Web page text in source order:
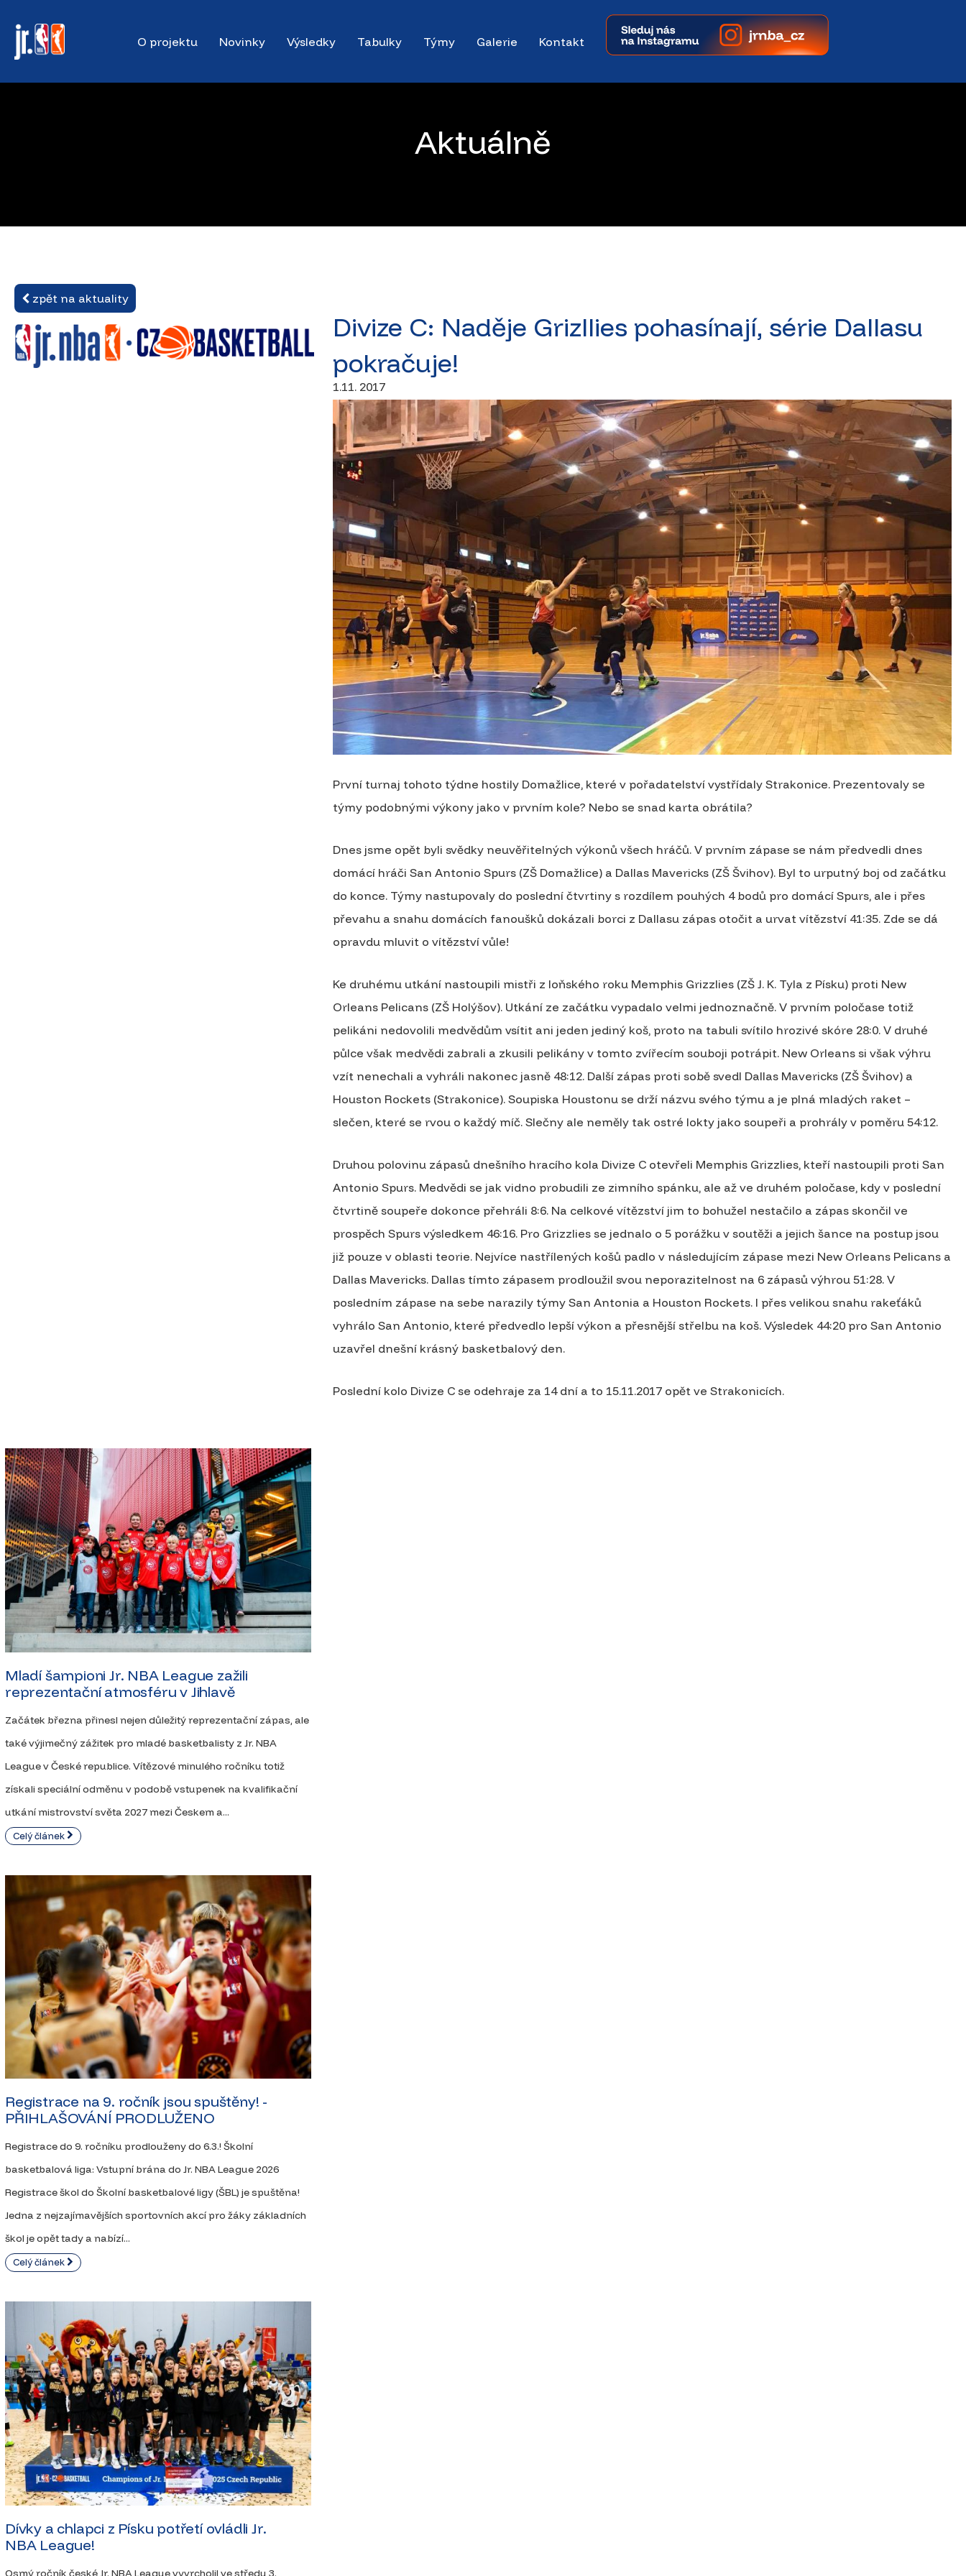
main
content
O projektu Novinky Výsledky Tabulky Týmy Galerie Kontakt
Aktuálně
zpět na aktuality
Divize C: Naděje Grizllies pohasínají, série Dallasu
pokračuje!
1.11. 2017
První turnaj tohoto týdne hostily Domažlice, které v pořadatelství vystřídaly Strakonice. Prezentovaly se
týmy podobnými výkony jako v prvním kole? Nebo se snad karta obrátila?
Dnes jsme opět byli svědky neuvěřitelných výkonů všech hráčů. V prvním zápase se nám předvedli dnes
domácí hráči San Antonio Spurs (ZŠ Domažlice) a Dallas Mavericks (ZŠ Švihov). Byl to urputný boj od začátku
do konce. Týmy nastupovaly do poslední čtvrtiny s rozdílem pouhých 4 bodů pro domácí Spurs, ale i přes
převahu a snahu domácích fanoušků dokázali borci z Dallasu zápas otočit a urvat vítězství 41:35. Zde se dá
opravdu mluvit o vítězství vůle!
Ke druhému utkání nastoupili mistři z loňského roku Memphis Grizzlies (ZŠ J. K. Tyla z Písku) proti New
Orleans Pelicans (ZŠ Holýšov). Utkání ze začátku vypadalo velmi jednoznačně. V prvním poločase totiž
pelikáni nedovolili medvědům vsítit ani jeden jediný koš, proto na tabuli svítilo hrozivé skóre 28:0. V druhé
půlce však medvědi zabrali a zkusili pelikány v tomto zvířecím souboji potrápit. New Orleans si však výhru
vzít nenechali a vyhráli nakonec jasně 48:12. Další zápas proti sobě svedl Dallas Mavericks (ZŠ Švihov) a
Houston Rockets (Strakonice). Soupiska Houstonu se drží názvu svého týmu a je plná mladých raket –
slečen, které se rvou o každý míč. Slečny ale neměly tak ostré lokty jako soupeři a prohrály v poměru 54:12.
Druhou polovinu zápasů dnešního hracího kola Divize C otevřeli Memphis Grizzlies, kteří nastoupili proti San
Antonio Spurs. Medvědi se jak vidno probudili ze zimního spánku, ale až ve druhém poločase, kdy v poslední
čtvrtině soupeře dokonce přehráli 8:6. Na celkové vítězství jim to bohužel nestačilo a zápas skončil ve
prospěch Spurs výsledkem 46:16. Pro Grizzlies se jednalo o 5 porážku v soutěži a jejich šance na postup jsou
již pouze v oblasti teorie. Nejvíce nastřílených košů padlo v následujícím zápase mezi New Orleans Pelicans a
Dallas Mavericks. Dallas tímto zápasem prodloužil svou neporazitelnost na 6 zápasů výhrou 51:28. V
posledním zápase na sebe narazily týmy San Antonia a Houston Rockets. I přes velikou snahu rakeťáků
vyhrálo San Antonio, které předvedlo lepší výkon a přesnější střelbu na koš. Výsledek 44:20 pro San Antonio
uzavřel dnešní krásný basketbalový den.
Poslední kolo Divize C se odehraje za 14 dní a to 15.11.2017 opět ve Strakonicích.
Mladí šampioni Jr. NBA League zažili
reprezentační atmosféru v Jihlavě
Začátek března přinesl nejen důležitý reprezentační zápas, ale
také výjimečný zážitek pro mladé basketbalisty z Jr. NBA
League v České republice. Vítězové minulého ročníku totiž
získali speciální odměnu v podobě vstupenek na kvalifikační
utkání mistrovství světa 2027 mezi Českem a...
Celý článek
Registrace na 9. ročník jsou spuštěny! -
PŘIHLAŠOVÁNÍ PRODLUŽENO
Registrace do 9. ročníku prodlouženy do 6.3.! Školní
basketbalová liga: Vstupní brána do Jr. NBA League 2026
Registrace škol do Školní basketbalové ligy (ŠBL) je spuštěna!
Jedna z nejzajímavějších sportovních akcí pro žáky základních
škol je opět tady a nabízí...
Celý článek
Dívky a chlapci z Písku potřetí ovládli Jr.
NBA League!
Osmý ročník české Jr. NBA League vyvrcholil ve středu 3.